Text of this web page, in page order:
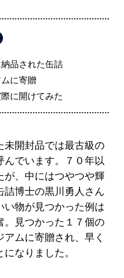
品された缶詰
に寄贈
に開けてみた
開封品では最古級の
んでいます。７０年以
が、中にはつやつや輝
詰博士の黒川勇人さん
い物が見つかった例は
。見つかった１７個の
ムに寄贈され、早く
なりました。